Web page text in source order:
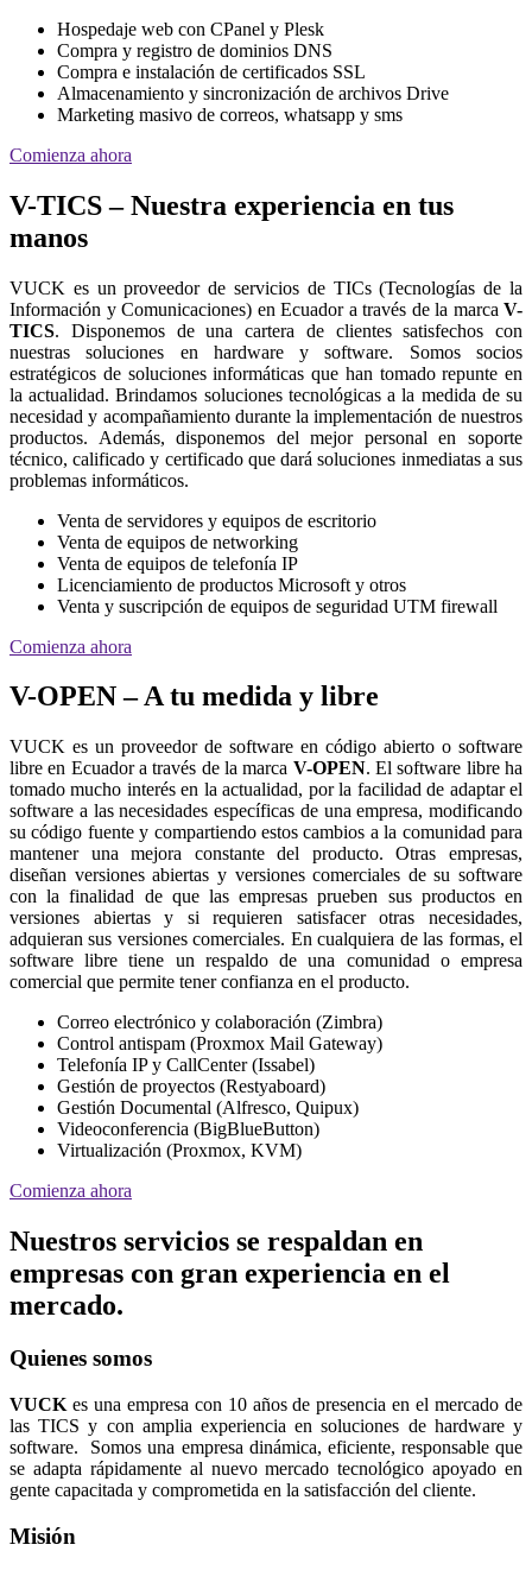
Hospedaje web con CPanel y Plesk
Compra y registro de dominios DNS
Compra e instalación de certificados SSL
Almacenamiento y sincronización de archivos Drive
Marketing masivo de correos, whatsapp y sms
Comienza ahora
V-TICS – Nuestra experiencia en tus
manos
VUCK es un proveedor de servicios de TICs (Tecnologías de la
Información y Comunicaciones) en Ecuador a través de la marca V-
TICS. Disponemos de una cartera de clientes satisfechos con
nuestras soluciones en hardware y software. Somos socios
estratégicos de soluciones informáticas que han tomado repunte en
la actualidad. Brindamos soluciones tecnológicas a la medida de su
necesidad y acompañamiento durante la implementación de nuestros
productos. Además, disponemos del mejor personal en soporte
técnico, calificado y certificado que dará soluciones inmediatas a sus
problemas informáticos.
Venta de servidores y equipos de escritorio
Venta de equipos de networking
Venta de equipos de telefonía IP
Licenciamiento de productos Microsoft y otros
Venta y suscripción de equipos de seguridad UTM firewall
Comienza ahora
V-OPEN – A tu medida y libre
VUCK es un proveedor de software en código abierto o software
libre en Ecuador a través de la marca V-OPEN. El software libre ha
tomado mucho interés en la actualidad, por la facilidad de adaptar el
software a las necesidades específicas de una empresa, modificando
su código fuente y compartiendo estos cambios a la comunidad para
mantener una mejora constante del producto. Otras empresas,
diseñan versiones abiertas y versiones comerciales de su software
con la finalidad de que las empresas prueben sus productos en
versiones abiertas y si requieren satisfacer otras necesidades,
adquieran sus versiones comerciales. En cualquiera de las formas, el
software libre tiene un respaldo de una comunidad o empresa
comercial que permite tener confianza en el producto.
Correo electrónico y colaboración (Zimbra)
Control antispam (Proxmox Mail Gateway)
Telefonía IP y CallCenter (Issabel)
Gestión de proyectos (Restyaboard)
Gestión Documental (Alfresco, Quipux)
Videoconferencia (BigBlueButton)
Virtualización (Proxmox, KVM)
Comienza ahora
Nuestros servicios se respaldan en
empresas con gran experiencia en el
mercado.
Quienes somos
VUCK es una empresa con 10 años de presencia en el mercado de
las TICS y con amplia experiencia en soluciones de hardware y
software. Somos una empresa dinámica, eficiente, responsable que
se adapta rápidamente al nuevo mercado tecnológico apoyado en
gente capacitada y comprometida en la satisfacción del cliente.
Misión